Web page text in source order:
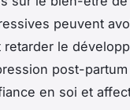
peuvent
le
post-
en soi et